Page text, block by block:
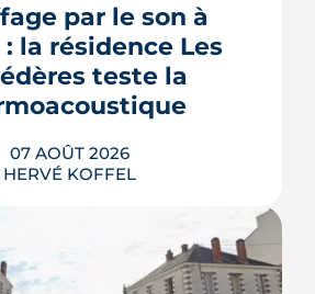
par le son à
la résidence Les
teste la
07 AOÛT 2026
HERVÉ KOFFEL